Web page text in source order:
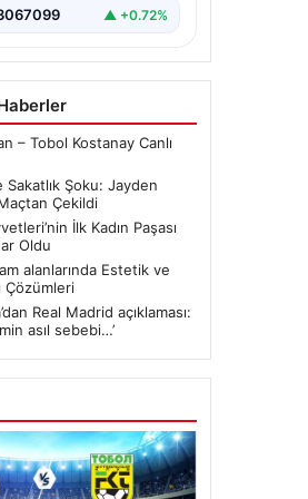
▲ +0.72%
– Tobol Kostanay Canlı
Sakatlık Şoku: Jayden
Çekildi
İlk Kadın Paşası
Oldu
alanlarında Estetik ve
Çözümleri
Real Madrid açıklaması:
asıl sebebi…’